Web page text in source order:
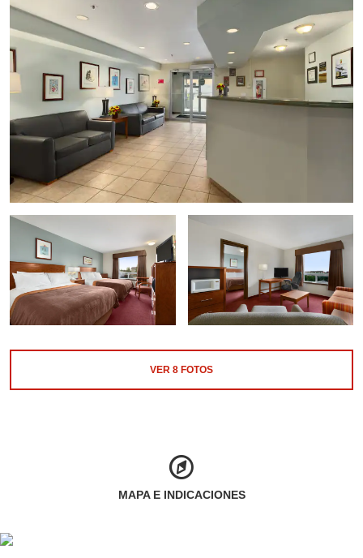
VER 8 FOTOS
MAPA E INDICACIONES